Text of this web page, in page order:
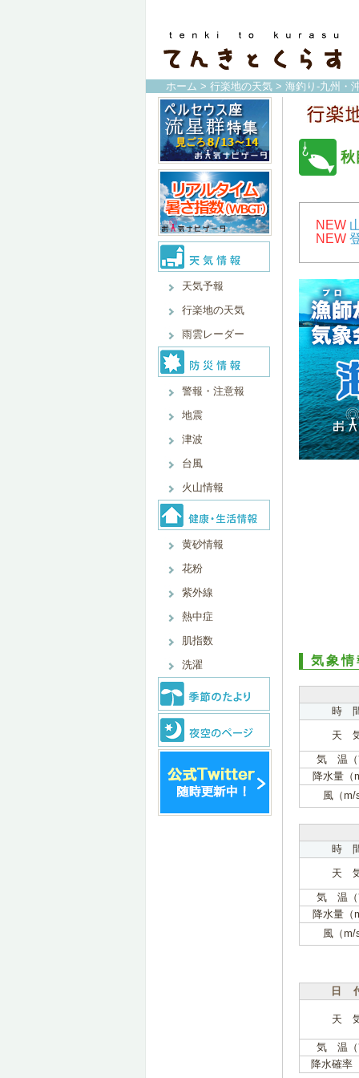
ホーム > 行楽地の天気 > 海釣り-九州・
天気予報
行楽地の天気
雨雲レーダー
警報・注意報
地震
津波
台風
火山情報
黄砂情報
花粉
紫外線
熱中症
肌指数
洗濯
秋
NEW
NEW
気象情
時
天
気 温
降水量（
風（m/
時
天
気 温
降水量（
風（m/
日
天
気 温
降水確率